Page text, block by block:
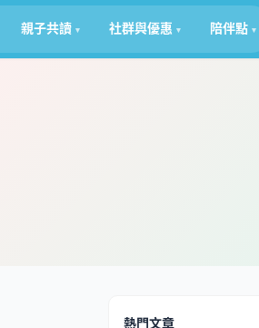
親子共讀 社群與優惠 陪伴點
熱門文章